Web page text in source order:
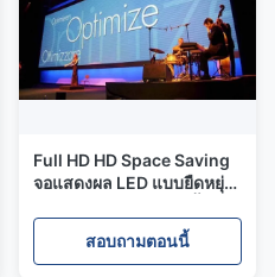
Full HD HD Space Saving
จอแสดงผล LED แบบยืดหยุ่น
รวดเร็วการผสมผสานที่ลงตัว
สอบถามตอนนี้